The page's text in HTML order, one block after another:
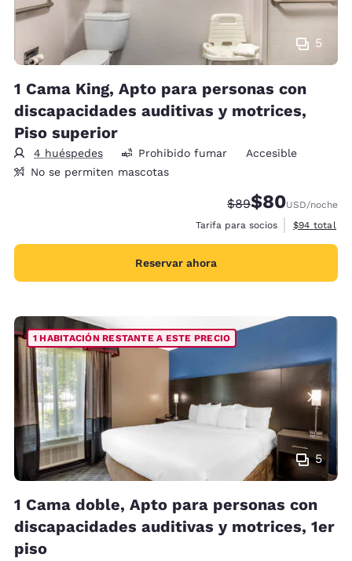
5
1 Cama King, Apto para personas con
discapacidades auditivas y motrices,
Piso superior
4 huéspedes Prohibido fumar
Accesible
No se permiten mascotas
Precio tachado:
$89Precio con
$80USD/noche
Tarifa para socios
Ver
$94 total
Reservar ahora
5
1 HABITACIÓN RESTANTE A ESTE PRECIO
1 Cama doble, Apto para personas con
discapacidades auditivas y motrices, 1er
piso